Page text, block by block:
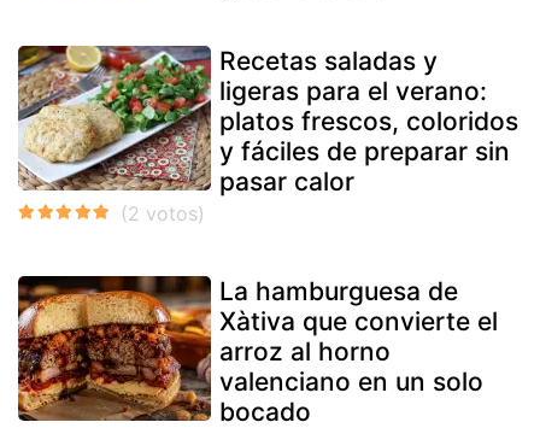
Recetas saladas y
ligeras para el verano:
platos frescos, coloridos
y fáciles de preparar sin
pasar calor
La hamburguesa de
Xàtiva que convierte el
arroz al horno
valenciano en un solo
bocado